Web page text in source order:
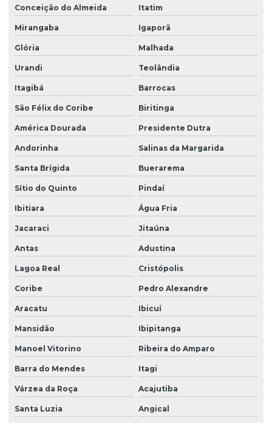
Prestador de serviços ambientais
Processo de licenciamento ambiental para indústrias
Projeto de recuperação de áreas degradadas
Projetos de educação ambiental
Recuperação de áreas degradadas
Recuperação de áreas degradadas engenharia ambiental
Recuperação de áreas degradadas erosão
Recuperação de áreas degradadas e manejo de resíduos
Recuperação de áreas degradadas e passivos ambientais
Recuperação de áreas degradadas pela mineração
Recuperação de áreas degradadas prad
Recuperação de áreas degradadas rurais
Regularização ambiental na bahia
Regularização ambiental das propriedades
Regularização ambiental do empreendimento
Regularização ambiental de imóveis
Regularização ambiental de imóveis rurais
Conceição do Almeida Itatim
Mirangaba Igaporã
Glória Malhada
Urandi Teolândia
Itagibá Barrocas
São Félix do Coribe Biritinga
América Dourada Presidente Dutra
Andorinha Salinas da Margarida
Santa Brígida Buerarema
Sítio do Quinto Pindaí
Ibitiara Água Fria
Jacaraci Jitaúna
Antas Adustina
Lagoa Real Cristópolis
Coribe Pedro Alexandre
Aracatu Ibicuí
Mansidão Ibipitanga
Manoel Vitorino Ribeira do Amparo
Barra do Mendes Itagi
Várzea da Roça Acajutiba
Santa Luzia Angical